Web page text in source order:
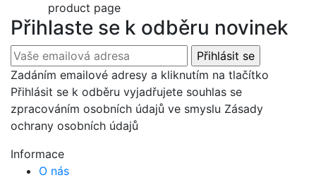
product page
Přihlaste se k odběru novinek
Zadáním emailové adresy a kliknutím na tlačítko
Přihlásit se k odběru vyjadřujete souhlas se
zpracováním osobních údajů ve smyslu Zásady
ochrany osobních údajů
Informace
O nás